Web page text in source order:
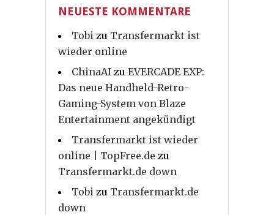
NEUESTE KOMMENTARE
Tobi zu Transfermarkt ist
wieder online
ChinaAI zu EVERCADE EXP:
Das neue Handheld-Retro-
Gaming-System von Blaze
Entertainment angekündigt
Transfermarkt ist wieder
online | TopFree.de zu
Transfermarkt.de down
Tobi zu Transfermarkt.de
down